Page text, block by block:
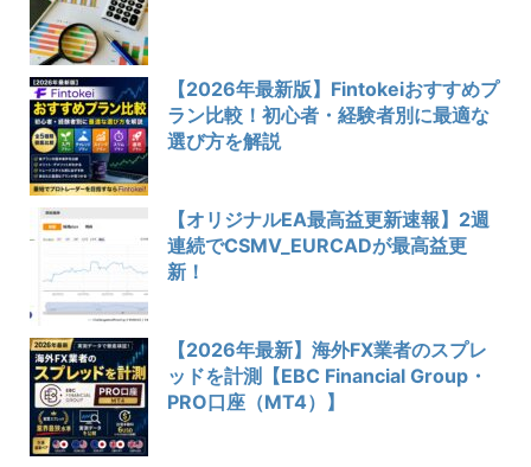
【2026年最新版】Fintokeiおすすめプ
ラン比較！初心者・経験者別に最適な
選び方を解説
【オリジナルEA最高益更新速報】2週
連続でCSMV_EURCADが最高益更
新！
【2026年最新】海外FX業者のスプレ
ッドを計測【EBC Financial Group・
PRO口座（MT4）】